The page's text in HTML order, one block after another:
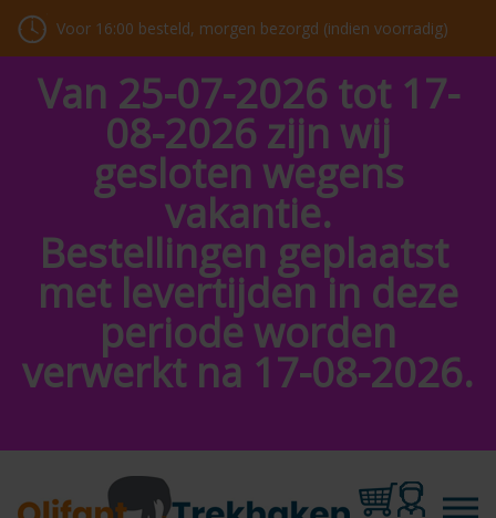
Voor 16:00 besteld, morgen bezorgd (indien voorradig)
Van 25-07-2026 tot 17-
08-2026 zijn wij
gesloten wegens
vakantie.
Bestellingen geplaatst
met levertijden in deze
periode worden
verwerkt na 17-08-2026.